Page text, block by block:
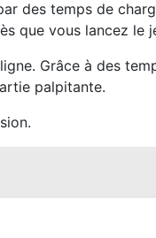
des temps de
que vous lancez le
Grâce à des
palpitante.